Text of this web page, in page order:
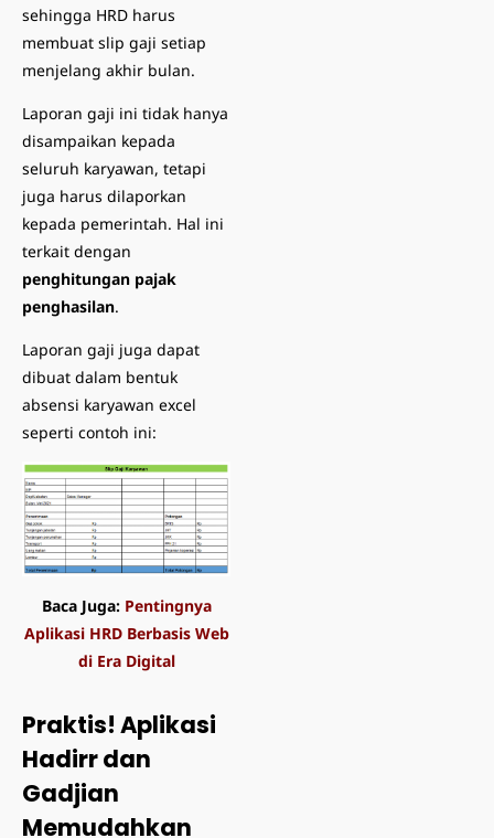
sehingga HRD harus
membuat slip gaji setiap
menjelang akhir bulan.
Laporan gaji ini tidak hanya
disampaikan kepada
seluruh karyawan, tetapi
juga harus dilaporkan
kepada pemerintah. Hal ini
terkait dengan
penghitungan pajak
penghasilan.
Laporan gaji juga dapat
dibuat dalam bentuk
absensi karyawan excel
seperti contoh ini:
Baca Juga: Pentingnya
Aplikasi HRD Berbasis Web
di Era Digital
Praktis! Aplikasi
Hadirr dan
Gadjian
Memudahkan